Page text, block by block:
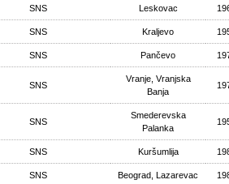
SNS Leskovac
SNS Kraljevo
SNS Pančevo
SNS
Vranje, Vranjska
Banja
SNS
Smederevska
Palanka
SNS Kuršumlija
SNS Beograd, Lazarevac